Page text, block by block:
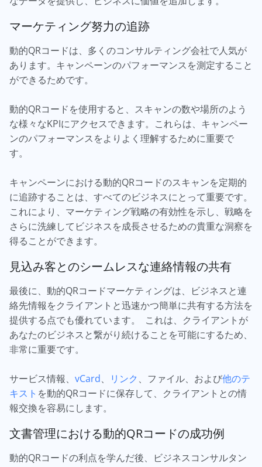
マーケティング努力の追跡
動的QRコードは、多くのコンサルティング会社で人気が
あります。キャンペーンのパフォーマンスを測定すること
ができるためです。
動的QRコードを使用すると、スキャンの数や場所のよう
な様々なKPIにアクセスできます。これらは、キャンペー
ンのパフォーマンスをよりよく理解するために重要で
す。
キャンペーンにおける動的QRコードのスキャンを定期的
に追跡することは、すべてのビジネスにとって重要です。
これにより、マーケティング戦略の有効性を示し、戦略を
さらに洗練してビジネスを成長させるための貴重な洞察を
得ることができます。
見込み客とのシームレスな連絡情報の共有
最後に、動的QRコードマーケティングは、ビジネスと連
絡先情報をクライアントと迅速かつ簡単に共有する方法を
提供する点でも優れています。 これは、クライアントが
あなたのビジネスと繋がり続けることを可能にするため、
非常に重要です。
サービス情報、 vCard、 リンク 、ファイル、および他のテ
キスト を動的QRコードに保存して、クライアントとの情
報交換を容易にします。
文書管理における動的QRコードの成功例
動的QRコードの利点を学んだ後、ビジネスコンサルタン